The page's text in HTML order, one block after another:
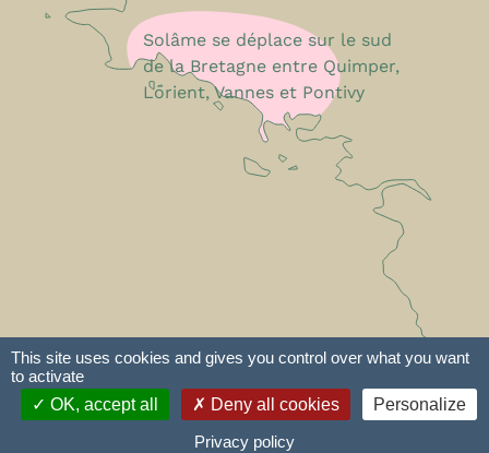
Solâme se déplace sur le sud
de la Bretagne entre Quimper,
Lorient, Vannes et Pontivy
e-declic Plan du siteMentions légales
Conditions Générales de Fonctionnement
Politique de confidentialité
This site uses cookies and gives you control over what you want
to activate
OK, accept all
Deny all cookies
Personalize
Privacy policy